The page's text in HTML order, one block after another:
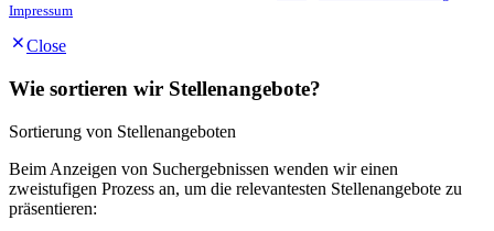
Impressum
Close
Wie sortieren wir Stellenangebote?
Sortierung von Stellenangeboten
Beim Anzeigen von Suchergebnissen wenden wir einen
zweistufigen Prozess an, um die relevantesten Stellenangebote zu
präsentieren: